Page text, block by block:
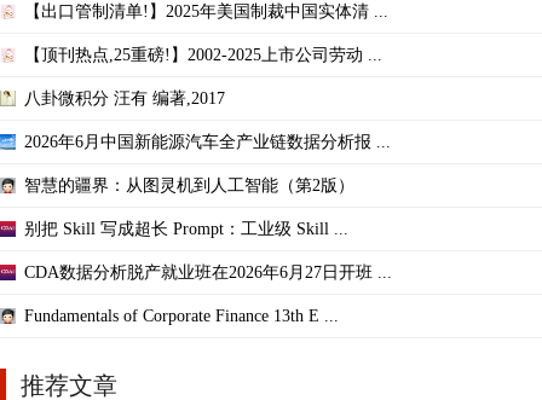
【出口管制清单!】2025年美国制裁中国实体清 ...
【顶刊热点,25重磅!】2002-2025上市公司劳动 ...
八卦微积分 汪有 编著,2017
2026年6月中国新能源汽车全产业链数据分析报 ...
智慧的疆界：从图灵机到人工智能（第2版）
别把 Skill 写成超长 Prompt：工业级 Skill ...
CDA数据分析脱产就业班在2026年6月27日开班 ...
Fundamentals of Corporate Finance 13th E ...
推荐文章